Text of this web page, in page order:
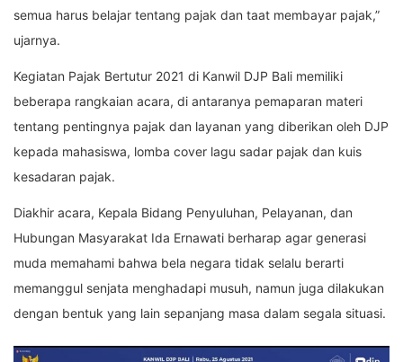
semua harus belajar tentang pajak dan taat membayar pajak,”
ujarnya.
Kegiatan Pajak Bertutur 2021 di Kanwil DJP Bali memiliki
beberapa rangkaian acara, di antaranya pemaparan materi
tentang pentingnya pajak dan layanan yang diberikan oleh DJP
kepada mahasiswa, lomba cover lagu sadar pajak dan kuis
kesadaran pajak.
Diakhir acara, Kepala Bidang Penyuluhan, Pelayanan, dan
Hubungan Masyarakat Ida Ernawati berharap agar generasi
muda memahami bahwa bela negara tidak selalu berarti
memanggul senjata menghadapi musuh, namun juga dilakukan
dengan bentuk yang lain sepanjang masa dalam segala situasi.